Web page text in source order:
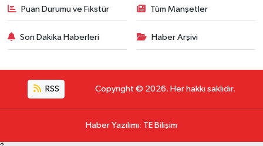
Puan Durumu ve Fikstür Tüm Manşetler
Son Dakika Haberleri Haber Arşivi
RSS Copyright © 2026. Her hakkı saklıdır.
Haber Yazılımı: TE Bilişim